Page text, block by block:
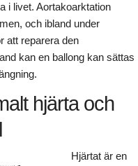
i livet. Aortakoarktation
och ibland under
att reparera den
kan en ballong kan sättas
hjärta och
Hjärtat är en